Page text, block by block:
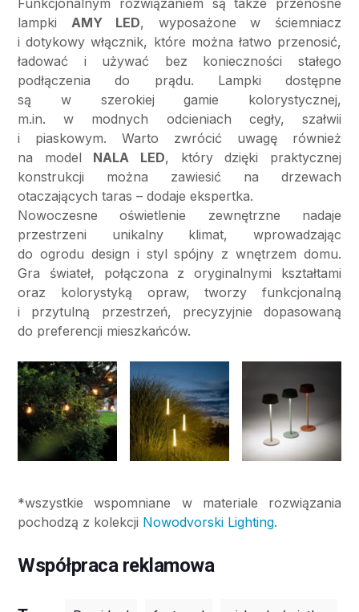
Funkcjonalnym rozwiązaniem są także przenośne
lampki AMY LED, wyposażone w ściemniacz
i dotykowy włącznik, które można łatwo przenosić,
ładować i używać bez konieczności stałego
podłączenia do prądu. Lampki dostępne
są w szerokiej gamie kolorystycznej,
m.in. w modnych odcieniach cegły, szałwii
i piaskowym. Warto zwrócić uwagę również
na model NALA LED, który dzięki praktycznej
konstrukcji można zawiesić na drzewach
otaczających taras – dodaje ekspertka.
Nowoczesne oświetlenie zewnętrzne nadaje
przestrzeni unikalny klimat, wprowadzając
do ogrodu design i styl spójny z wnętrzem domu.
Gra świateł, połączona z oryginalnymi kształtami
oraz kolorystyką opraw, tworzy funkcjonalną
i przytulną przestrzeń, precyzyjnie dopasowaną
do preferencji mieszkańców.
*wszystkie wspomniane w materiale rozwiązania
pochodzą z kolekcji Nowodvorski Lighting.
Współpraca reklamowa